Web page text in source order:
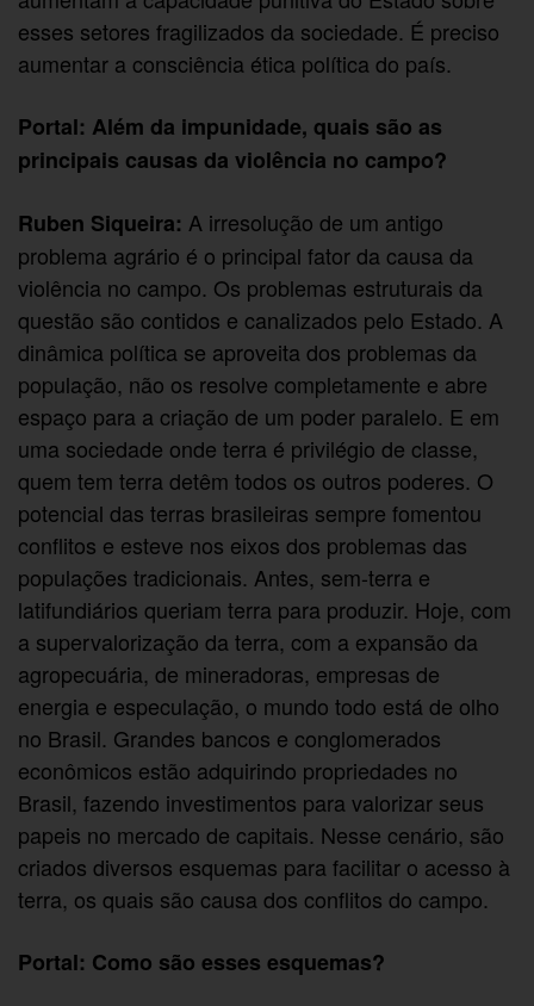
esses setores fragilizados da sociedade. É preciso
aumentar a consciência ética política do país.
Portal: Além da impunidade, quais são as
principais causas da violência no campo?
Ruben Siqueira: A irresolução de um antigo
problema agrário é o principal fator da causa da
violência no campo. Os problemas estruturais da
questão são contidos e canalizados pelo Estado. A
dinâmica política se aproveita dos problemas da
população, não os resolve completamente e abre
espaço para a criação de um poder paralelo. E em
uma sociedade onde terra é privilégio de classe,
quem tem terra detêm todos os outros poderes. O
potencial das terras brasileiras sempre fomentou
conflitos e esteve nos eixos dos problemas das
populações tradicionais. Antes, sem-terra e
latifundiários queriam terra para produzir. Hoje, com
a supervalorização da terra, com a expansão da
agropecuária, de mineradoras, empresas de
energia e especulação, o mundo todo está de olho
no Brasil. Grandes bancos e conglomerados
econômicos estão adquirindo propriedades no
Brasil, fazendo investimentos para valorizar seus
papeis no mercado de capitais. Nesse cenário, são
criados diversos esquemas para facilitar o acesso à
terra, os quais são causa dos conflitos do campo.
Portal: Como são esses esquemas?